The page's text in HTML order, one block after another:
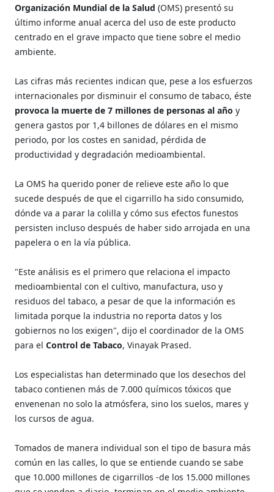
Organización Mundial de la Salud (OMS) presentó su
último informe anual acerca del uso de este producto
centrado en el grave impacto que tiene sobre el medio
ambiente.
Las cifras más recientes indican que, pese a los esfuerzos
internacionales por disminuir el consumo de tabaco, éste
provoca la muerte de 7 millones de personas al añoy
genera gastos por 1,4 billones de dólares en el mismo
periodo, por los costes en sanidad, pérdida de
productividad y degradación medioambiental.
La OMS ha querido poner de relieve este año lo que
sucede después de que el cigarrillo ha sido consumido,
dónde va a parar la colilla y cómo sus efectos funestos
persisten incluso después de haber sido arrojada en una
papelera o en la vía pública.
"Este análisis es el primero que relaciona el impacto
medioambiental con el cultivo, manufactura, uso y
residuos del tabaco, a pesar de que la información es
limitada porque la industria no reporta datos y los
gobiernos no los exigen", dijo el coordinador de la OMS
para elControl de Tabaco, Vinayak Prased.
Los especialistas han determinado que los desechos del
tabaco contienen más de 7.000 químicos tóxicos que
envenenan no solo la atmósfera, sino los suelos, mares y
los cursos de agua.
Tomados de manera individual son el tipo de basura más
común en las calles, lo que se entiende cuando se sabe
que 10.000 millones de cigarrillos -de los 15.000 millones